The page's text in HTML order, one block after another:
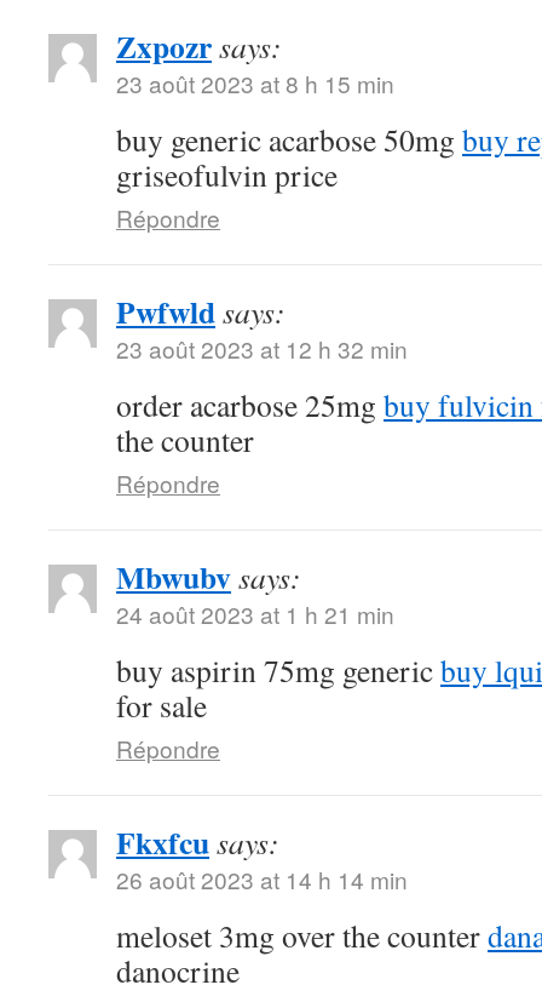
Zxpozrsays:
23 août 2023 at 8 h 15 min
buy generic acarbose 50mg buy
griseofulvin price
Répondre
Pwfwldsays:
23 août 2023 at 12 h 32 min
order acarbose 25mg buy fulvicin
the counter
Répondre
Mbwubvsays:
24 août 2023 at 1 h 21 min
buy aspirin 75mg genericbuy
for sale
Répondre
Fkxfcusays:
26 août 2023 at 14 h 14 min
meloset 3mg over the counter
danocrine